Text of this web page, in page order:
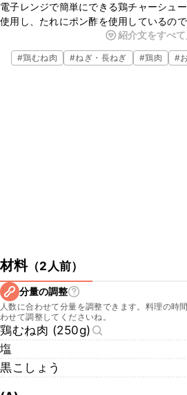
電子レンジで簡単にできる鶏チャーシュ
使用し、たれにポン酢を使用しているの
ただける一品となっております。おうち
してみてくださいね。
紹介文をすべ
#鶏むね肉 #ねぎ・長ねぎ #鶏肉 #
材料（2人前）
分量の調整
人数に合わせて分量を調整できます。料理の時
わせて調整してくださいね。
鶏むね肉 (250g)
塩
黒こしょう